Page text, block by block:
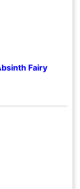
Fairy